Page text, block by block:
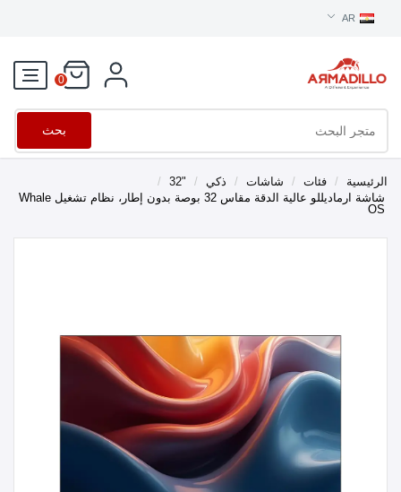
AR
0
بحث
الرئيسية / فئات / شاشات / ذكي /
"32
/
شاشة ارماديللو عالية الدقة مقاس 32 بوصة بدون إطار، نظام تشغيل Whale
OS